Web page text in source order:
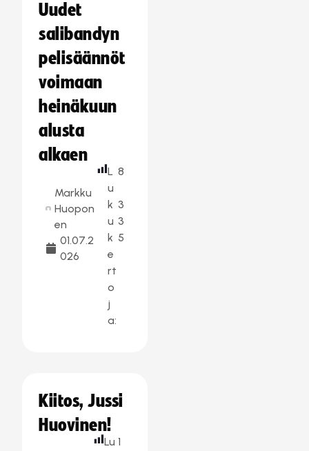
Uudet
salibandyn
pelisäännöt
voimaan
heinäkuun
alusta
alkaen
Markku
Huopon
en
01.07.2
026
L
u
k
u
k
e
rt
o
j
a:
8
3
3
5
Kiitos, Jussi
Huovinen!
Lu 1